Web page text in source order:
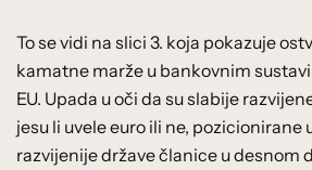
To se vidi na slici 3. koja pokazuje
kamatne marže u bankovnim
EU. Upada u oči da su slabije
jesu li uvele euro ili ne, pozicionirane
razvijenije države članice u desnom